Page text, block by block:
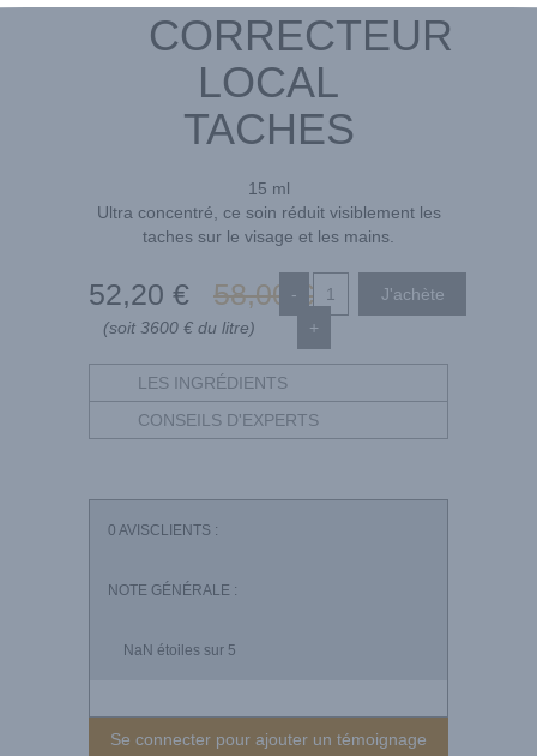
CORRECTEUR
LOCAL
TACHES
15 ml
Ultra concentré, ce soin réduit visiblement les
taches sur le visage et les mains.
52,20 € 58,00 €
(soit 3600 € du litre)
-
+
LES INGRÉDIENTS
CONSEILS D'EXPERTS
0 AVISCLIENTS :
NOTE GÉNÉRALE :
NaN étoiles sur 5
Se connecter pour ajouter un témoignage